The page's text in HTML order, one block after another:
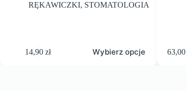
RĘKAWICZKI, STOMATOLOGIA
14,90zł Wybierz opcje 63,00